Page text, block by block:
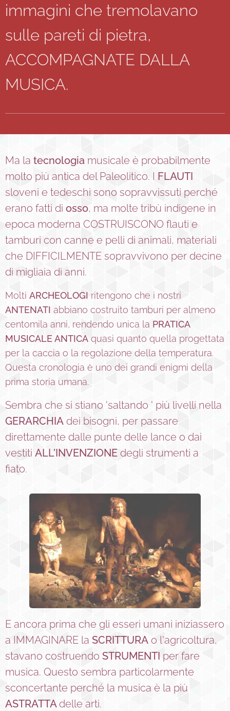
immagini che tremolavano
sulle pareti di pietra,
ACCOMPAGNATE DALLA
MUSICA.
Ma la tecnologia musicale è probabilmente
molto più antica del Paleolitico. I FLAUTI
sloveni e tedeschi sono sopravvissuti perché
erano fatti di osso, ma molte tribù indigene in
epoca moderna COSTRUISCONO flauti e
tamburi con canne e pelli di animali, materiali
che DIFFICILMENTE sopravvivono per decine
di migliaia di anni.
Molti ARCHEOLOGI ritengono che i nostri
ANTENATI abbiano costruito tamburi per almeno
centomila anni, rendendo unica la PRATICA
MUSICALE ANTICA quasi quanto quella progettata
per la caccia o la regolazione della temperatura.
Questa cronologia è uno dei grandi enigmi della
prima storia umana.
Sembra che si stiano 'saltando ' più livelli nella
GERARCHIA dei bisogni, per passare
direttamente dalle punte delle lance o dai
vestiti ALL'INVENZIONE degli strumenti a
fiato.
E ancora prima che gli esseri umani iniziassero
a IMMAGINARE la SCRITTURA o l'agricoltura,
stavano costruendo STRUMENTI per fare
musica. Questo sembra particolarmente
sconcertante perché la musica è la più
ASTRATTAdelle arti.